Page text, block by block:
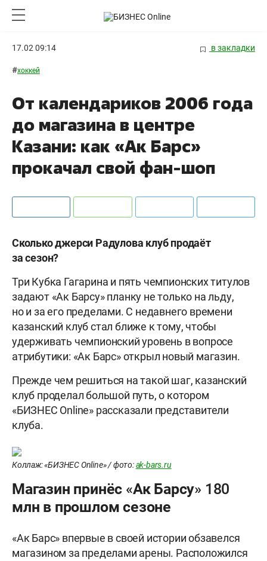
17.02 09:14 в закладки
#хоккей
От календариков 2006 года
до магазина в центре
Казани: как «Ак Барс»
прокачал свой фан-шоп
Сколько джерси Радулова клуб продаёт
за сезон?
Три Кубка Гагарина и пять чемпионских титулов
задают «Ак Барсу» планку не только на льду,
но и за его пределами. С недавнего времени
казанский клуб стал ближе к тому, чтобы
удерживать чемпионский уровень в вопросе
атрибутики: «Ак Барс» открыл новый магазин.
Прежде чем решиться на такой шаг, казанский
клуб проделал большой путь, о котором
«БИЗНЕС Online» рассказали представители
клуба.
Коллаж: «БИЗНЕС Online» / фото:ak-bars.ru
Магазин принёс «Ак Барсу» 180
млн в прошлом сезоне
«Ак Барс» впервые в своей истории обзавелся
магазином за пределами арены. Расположился